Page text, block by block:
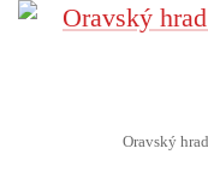
Oravský